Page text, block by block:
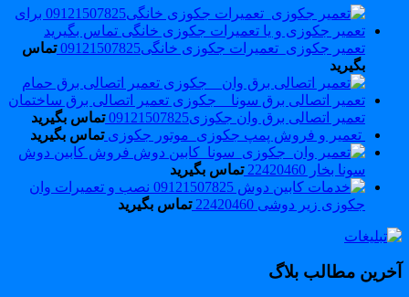
تعمیر جکوزی_تعمیرات جکوزی خانگی09121507825
تماس
بگیرید
تعمیر اتصالی برق وان جکوزی09121507825
تماس بگیرید
تعمیر و فروش پمپ جکوزی_موتور جکوزی تماس بگیرید
فروش کابین دوش
سونا بخار 22420460
تماس بگیرید
نصب و تعمیرات وان
جکوزی زیر دوشی 22420460
تماس بگیرید
مطالب بلاگ